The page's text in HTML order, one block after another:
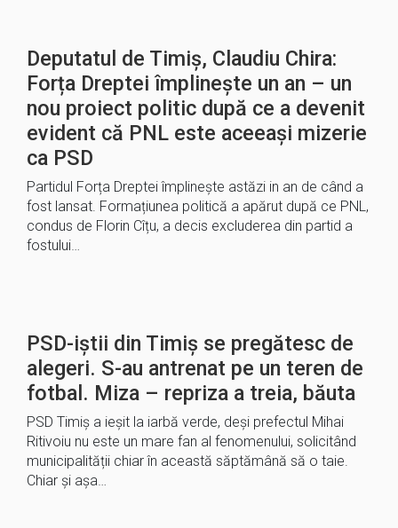
Deputatul de Timiș, Claudiu Chira:
Forța Dreptei împlinește un an – un
nou proiect politic după ce a devenit
evident că PNL este aceeași mizerie
ca PSD
Partidul Forța Dreptei împlinește astăzi in an de când a
fost lansat. Formațiunea politică a apărut după ce PNL,
condus de Florin Cîțu, a decis excluderea din partid a
fostului…
PSD-iștii din Timiș se pregătesc de
alegeri. S-au antrenat pe un teren de
fotbal. Miza – repriza a treia, băuta
PSD Timiș a ieșit la iarbă verde, deși prefectul Mihai
Ritivoiu nu este un mare fan al fenomenului, solicitând
municipalității chiar în această săptămână să o taie.
Chiar și așa…